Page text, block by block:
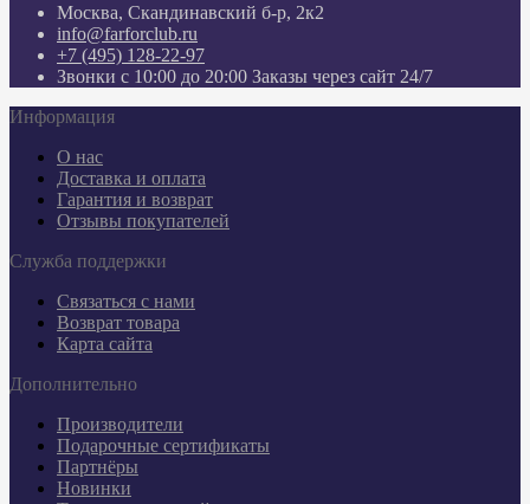
Москва, Скандинавский б-р, 2к2
info@farforclub.ru
+7 (495) 128-22-97
Звонки c 10:00 до 20:00 Заказы через сайт 24/7
Информация
О нас
Доставка и оплата
Гарантия и возврат
Отзывы покупателей
Служба поддержки
Связаться с нами
Возврат товара
Карта сайта
Дополнительно
Производители
Подарочные сертификаты
Партнёры
Новинки